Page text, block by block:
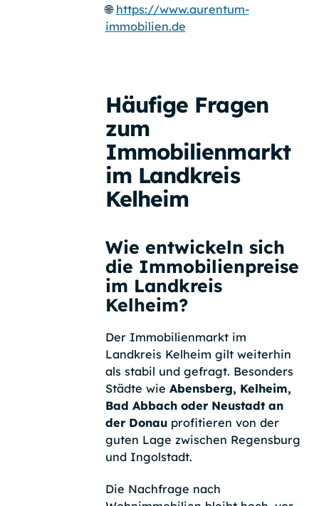
🌐 https://www.aurentum-
immobilien.de
Häufige Fragen
zum
Immobilienmarkt
im Landkreis
Kelheim
Wie entwickeln sich
die Immobilienpreise
im Landkreis
Kelheim?
Der Immobilienmarkt im
Landkreis Kelheim gilt weiterhin
als stabil und gefragt. Besonders
Städte wie Abensberg, Kelheim,
Bad Abbach oder Neustadt an
der Donauprofitieren von der
guten Lage zwischen Regensburg
und Ingolstadt.
Die Nachfrage nach